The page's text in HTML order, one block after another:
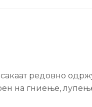
редовно
на гниење,